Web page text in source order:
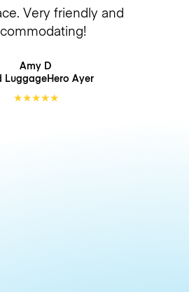
Very friendly and
Amy D
LuggageHero Ayer
★★★★★